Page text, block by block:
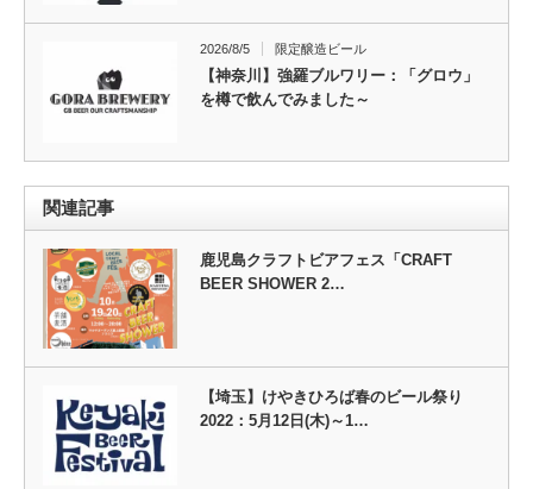
2026/8/5 限定醸造ビール
【神奈川】強羅ブルワリー：「グロウ」
を樽で飲んでみました～
関連記事
鹿児島クラフトビアフェス「CRAFT
BEER SHOWER 2…
【埼玉】けやきひろば春のビール祭り
2022：5月12日(木)～1…